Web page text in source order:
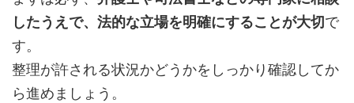
したうえで、法的な立場を明確にすることが大切で
す。
整理が許される状況かどうかをしっかり確認してか
ら進めましょう。